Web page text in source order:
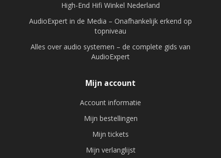
High-End Hifi Winkel Nederland
AudioExpert in de Media – Onafhankelijk erkend op
topniveau
Alles over audio systemen – de complete gids van
AudioExpert
Mijn account
Account informatie
Mijn bestellingen
Mijn tickets
Mijn verlanglijst